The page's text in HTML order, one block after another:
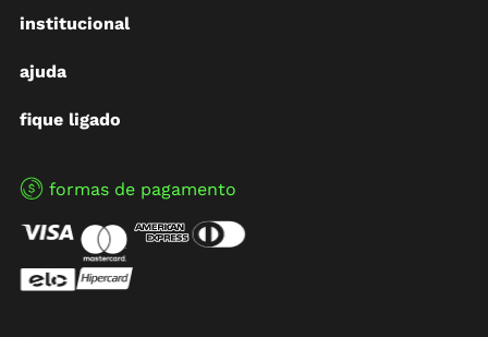
institucional
ajuda
fique ligado
formas de pagamento